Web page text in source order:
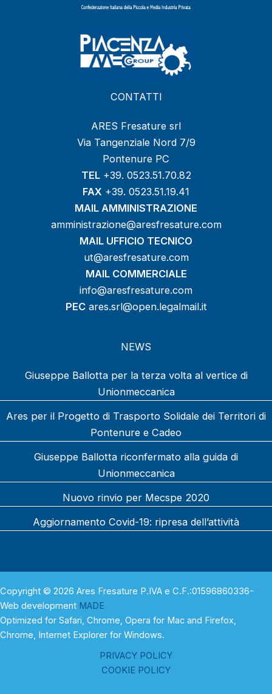
CONTATTI
ARES Fresature srl
Via Tangenziale Nord 7/9
Pontenure PC
TEL+39. 0523.51.70.82
FAX +39. 0523.51.19.41
MAIL AMMINISTRAZIONE
amministrazione@aresfresature.com
MAIL UFFICIO TECNICO
ut@aresfresature.com
MAIL COMMERCIALE
info@aresfresature.com
PECares.srl@open.legalmail.it
NEWS
Giuseppe Ballotta per la terza volta al vertice di
Unionmeccanica
Ares per il Progetto di Trasporto Solidale dei Territori di
Pontenure e Cadeo
Giuseppe Ballotta riconfermato alla guida di
Unionmeccanica
Nuovo rinvio per Mecspe 2020
Aggiornamento Covid-19: ripresa dell’attività
Copyright © 2026 Ares Fresature P.IVA e C.F.:01596860336-
Web development MADE
Optimized for Safari, Chrome, Opera for Mac and Firefox,
Chrome, Internet Explorer for Windows.
PRIVACY POLICY
COOKIE POLICY